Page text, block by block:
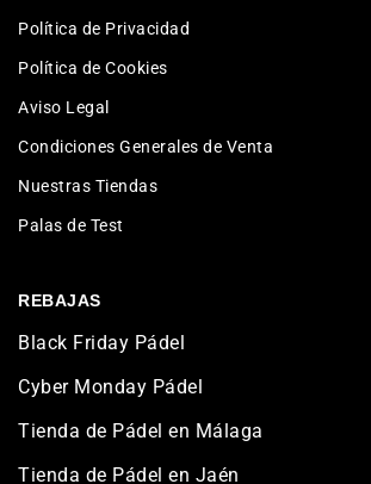
Política de Privacidad
Política de Cookies
Aviso Legal
Condiciones Generales de Venta
Nuestras Tiendas
Palas de Test
REBAJAS
Black Friday Pádel
Cyber Monday Pádel
Tienda de Pádel en Málaga
Tienda de Pádel en Jaén